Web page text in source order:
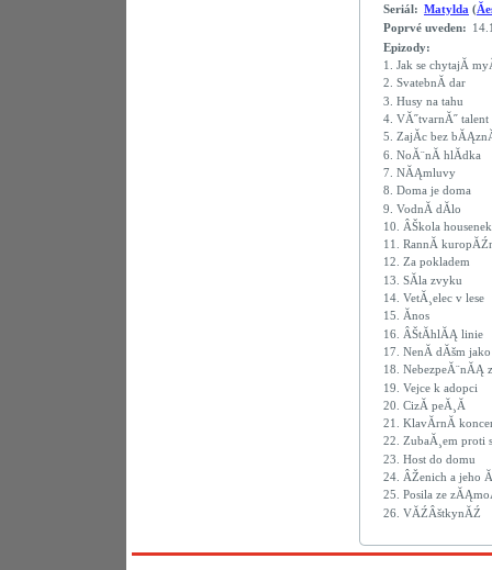
Seriál: Matylda (
Poprvé uveden:
Epizody:
1. Jak se chytajĂ­
2. SvatebnĂ­ dar
3. Husy na tahu
4. VĂ˝tvarnĂ˝ talent
5. ZajĂ­c bez
6. NoĂ¨nĂ­ hlĂ­dka
7. NĂĄmluvy
8. Doma je doma
9. VodnĂ­ dĂ­lo
10.
ÂŠkola housenek
11. RannĂ­
12. Za pokladem
13. SĂ­la zvyku
14. VetĂ¸elec v lese
15.
Ănos
16.
ÂŠtĂ­hlĂĄ linie
17. NenĂ­ dĂšm
18. NebezpeĂ¨nĂĄ
19. Vejce k adopci
20. CizĂ­ peĂ¸Ă­
21. KlavĂ­rnĂ­
22. ZubaĂ¸em proti
23. Host do domu
24. ÂŽenich a jeho
25. Posila ze
26. VĂŹÂštkynĂŹ